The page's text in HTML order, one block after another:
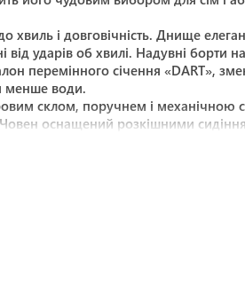
і довговічність. Днище
від ударів об хвилі. Надувні борти
перемінного січення «DART»,
менше води.
склом, поручнем і механічною
оснащений розкішними
і рівний по всій площі, з
заводських опцій і